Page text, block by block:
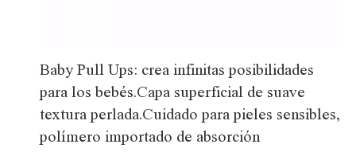
Baby Pull Ups: crea infinitas posibilidades
para los bebés.Capa superficial de suave
textura perlada.Cuidado para pieles sensibles,
polímero importado de absorción